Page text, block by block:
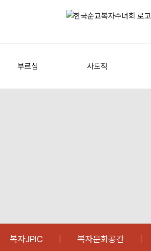
부르심 사도직
복자JPIC 복자문화공간